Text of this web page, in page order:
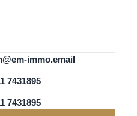
immo.email
7431895
7431895